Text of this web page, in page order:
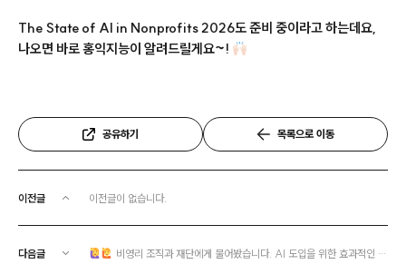
The State of AI in Nonprofits 2026도 준비 중이라고 하는데요,
나오면 바로 홍익지능이 알려드릴게요~!
공유하기 목록으로 이동
이전글 이전글이 없습니다.
다음글 비영리 조직과 재단에게 물어봤습니다. AI 도입을 위한 효과적인 지원 방향은? | The Center for Effective Philanthropy (CEP)